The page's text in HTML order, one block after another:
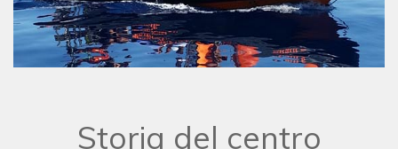
Storia del centro